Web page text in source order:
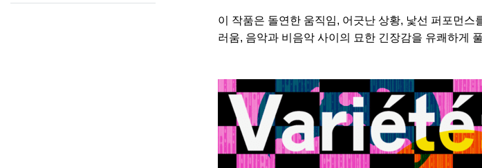
이 작품은 돌연한 움직임, 어긋난 상황, 낯선 퍼포먼스
러움, 음악과 비음악 사이의 묘한 긴장감을 유쾌하게